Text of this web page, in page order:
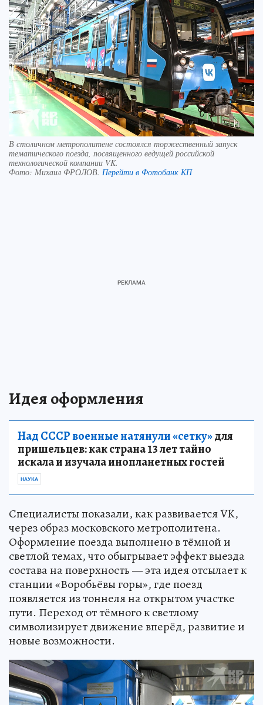
В столичном метрополитене состоялся торжественный запуск
тематического поезда, посвященного ведущей российской
технологической компании VK.
Фото: Михаил ФРОЛОВ. Перейти в Фотобанк КП
Идея оформления
Над СССР военные натянули «сетку»для
пришельцев: как страна 13 лет тайно
искала и изучала инопланетных гостей
НАУКА
Специалисты показали, как развивается VK,
через образ московского метрополитена.
Оформление поезда выполнено в тёмной и
светлой темах, что обыгрывает эффект выезда
состава на поверхность — эта идея отсылает к
станции «Воробьёвы горы», где поезд
появляется из тоннеля на открытом участке
пути. Переход от тёмного к светлому
символизирует движение вперёд, развитие и
новые возможности.